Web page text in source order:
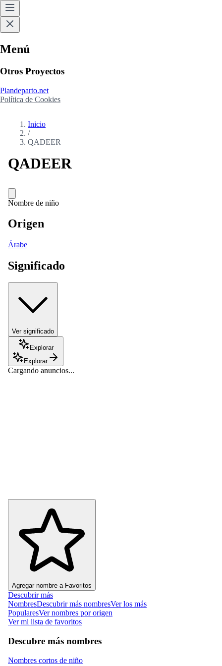
Menú
Otros Proyectos
Plandeparto.net
Política de Cookies
Inicio
/
QADEER
QADEER
Nombre de niño
Origen
Árabe
Significado
Ver significado
Explorar
Explorar
Cargando anuncios...
Agregar nombre a Favoritos
Descubrir más
NombresDescubrir más nombresVer los más
PopularesVer nombres por origen
Ver mi lista de favoritos
Descubre más nombres
Nombres cortos de niño